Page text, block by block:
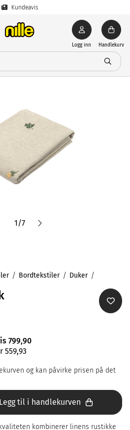
Kundeavis
Logg inn Handlekurv
1/7
Bordtekstiler Duker
799,90
559,93
og kan påvirke prisen på det
Legg til i handlekurven
kombinerer linens rustikke